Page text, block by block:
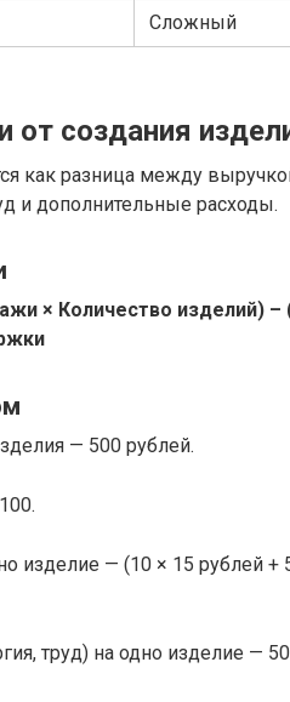
Сложный
от создания
как разница между
и дополнительные расходы.
× Количество изделий)
— 500 рублей.
изделие — (10 × 15 рублей +
труд) на одно изделие —